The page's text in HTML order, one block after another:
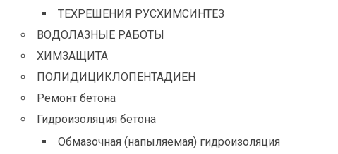
ТЕХРЕШЕНИЯ РУСХИМСИНТЕЗ
ВОДОЛАЗНЫЕ РАБОТЫ
ХИМЗАЩИТА
ПОЛИДИЦИКЛОПЕНТАДИЕН
Ремонт бетона
Гидроизоляция бетона
Обмазочная (напыляемая) гидроизоляция